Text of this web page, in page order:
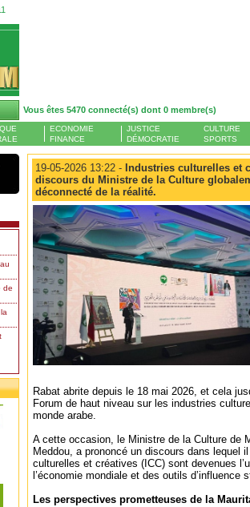
Vous êtes 5470 connecté(s) dont 0 membre(s)
ECONOMIE
FINANCE
JUSTICE
DÉMOCRATIE
CULTURE
SPORTS
de
19-05-2026 13:22 - Industries culturelles et
discours du Ministre de la Culture
déconnecté de la réalité.
Rabat abrite depuis le 18 mai 2026, et cela
Forum de haut niveau sur les industries
monde arabe.
A cette occasion, le Ministre de la Culture de
Meddou, a prononcé un discours dans lequel
culturelles et créatives (ICC) sont devenues
l’économie mondiale et des outils d’influence
Les perspectives prometteuses de la